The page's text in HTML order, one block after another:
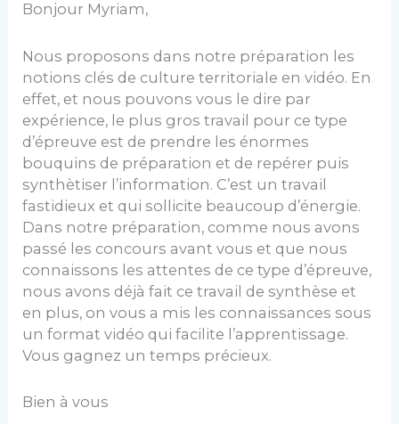
Bonjour Myriam,
Nous proposons dans notre préparation les
notions clés de culture territoriale en vidéo. En
effet, et nous pouvons vous le dire par
expérience, le plus gros travail pour ce type
d’épreuve est de prendre les énormes
bouquins de préparation et de repérer puis
synthètiser l’information. C’est un travail
fastidieux et qui sollicite beaucoup d’énergie.
Dans notre préparation, comme nous avons
passé les concours avant vous et que nous
connaissons les attentes de ce type d’épreuve,
nous avons déjà fait ce travail de synthèse et
en plus, on vous a mis les connaissances sous
un format vidéo qui facilite l’apprentissage.
Vous gagnez un temps précieux.
Bien à vous